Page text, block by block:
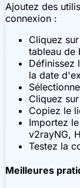
Ajoutez des
connexion :
Cliquez
tableau de
Définissez
la date
Cliquez
Copiez le
Importez
v2rayNG,
Testez la
Meilleures